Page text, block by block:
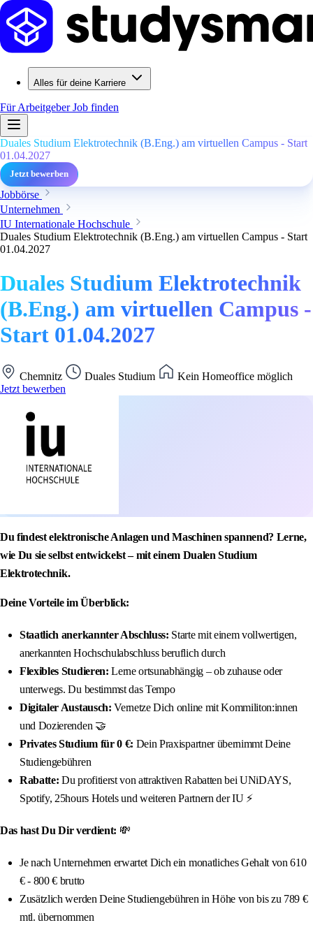
Alles für deine Karriere
Für ArbeitgeberJob finden
Duales Studium Elektrotechnik (B.Eng.) am virtuellen Campus - Start
01.04.2027
Jetzt bewerben
Jobbörse
Unternehmen
IU Internationale Hochschule
Duales Studium Elektrotechnik (B.Eng.) am virtuellen Campus - Start
01.04.2027
Duales Studium Elektrotechnik
(B.Eng.) am virtuellen Campus -
Start 01.04.2027
Chemnitz Duales Studium
Kein Homeoffice möglich
Jetzt bewerben
Du findest elektronische Anlagen und Maschinen spannend? Lerne,
wie Du sie selbst entwickelst – mit einem Dualen Studium
Elektrotechnik.
Deine Vorteile im Überblick:
Staatlich anerkannter Abschluss: Starte mit einem vollwertigen,
anerkannten Hochschulabschluss beruflich durch
Flexibles Studieren: Lerne ortsunabhängig – ob zuhause oder
unterwegs. Du bestimmst das Tempo
Digitaler Austausch:Vernetze Dich online mit Kommiliton:innen
und Dozierenden 🤝
Privates Studium für 0 €: Dein Praxispartner übernimmt Deine
Studiengebühren
Rabatte: Du profitierst von attraktiven Rabatten bei UNiDAYS,
Spotify, 25hours Hotels und weiteren Partnern der IU ⚡️
Das hast Du Dir verdient: 💸
Je nach Unternehmen erwartet Dich ein monatliches Gehalt von 610
€ - 800 € brutto
Zusätzlich werden Deine Studiengebühren in Höhe von bis zu 789 €
mtl. übernommen